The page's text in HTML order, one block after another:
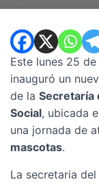
Este lunes 25
inauguró un
de la Secretaría
Social, ubicada
una jornada de
mascotas.
La secretaria